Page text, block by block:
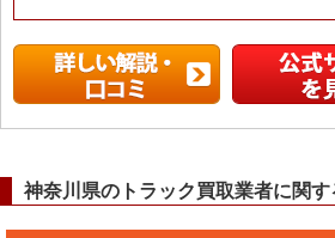
神奈川県のトラック買取業者に関す